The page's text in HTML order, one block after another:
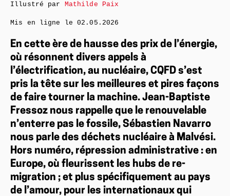
En cette ère de hausse des prix de l’énergie,
où résonnent divers appels à
l’électrification, au nucléaire, CQFD s’est
pris la tête sur les meilleures et pires façons
de faire tourner la machine. Jean-Baptiste
Fressoz nous rappelle que le renouvelable
n’enterre pas le fossile, Sébastien Navarro
nous parle des déchets nucléaire à Malvési.
Hors numéro, répression administrative : en
Europe, où fleurissent les hubs de re-
migration ; et plus spécifiquement au pays
de l’amour, pour les internationaux qui
Illustré par Mathilde Paix
Mis en ligne le02.05.2026